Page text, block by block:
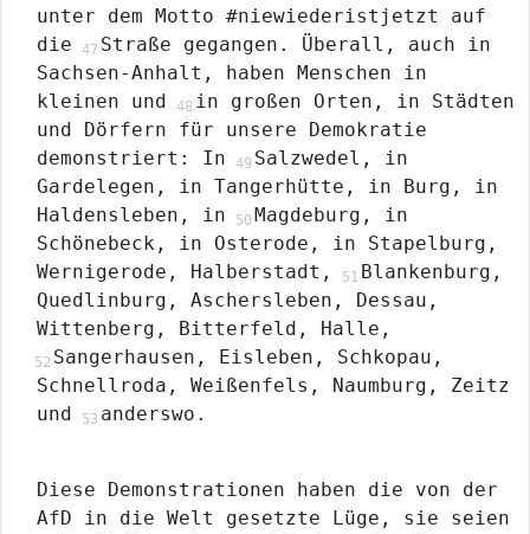
unter dem Motto #niewiederistjetzt auf
die
Straße gegangen. Überall, auch in
Sachsen-Anhalt, haben Menschen in
kleinen und
in großen Orten, in Städten
und Dörfern für unsere Demokratie
demonstriert: In
Salzwedel, in
Gardelegen, in Tangerhütte, in Burg, in
Haldensleben, in
Magdeburg, in
Schönebeck, in Osterode, in Stapelburg,
Wernigerode, Halberstadt,
Blankenburg,
Quedlinburg, Aschersleben, Dessau,
Wittenberg, Bitterfeld, Halle,
Sangerhausen, Eisleben, Schkopau,
Schnellroda, Weißenfels, Naumburg, Zeitz
und
anderswo.
Diese Demonstrationen haben die von der
AfD in die Welt gesetzte Lüge, sie seien